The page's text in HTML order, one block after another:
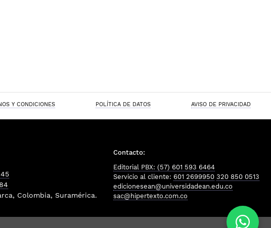
Y CONDICIONES POLÍTICA DE DATOS AVISO DE PRIVACIDAD
Colombia, Suramérica.
Contacto:
Editorial PBX: (57) 601 593 6464
Servicio al cliente: 601 2699950 320 850 0513
edicionesean@universidadean.edu.co
sac@hipertexto.com.co